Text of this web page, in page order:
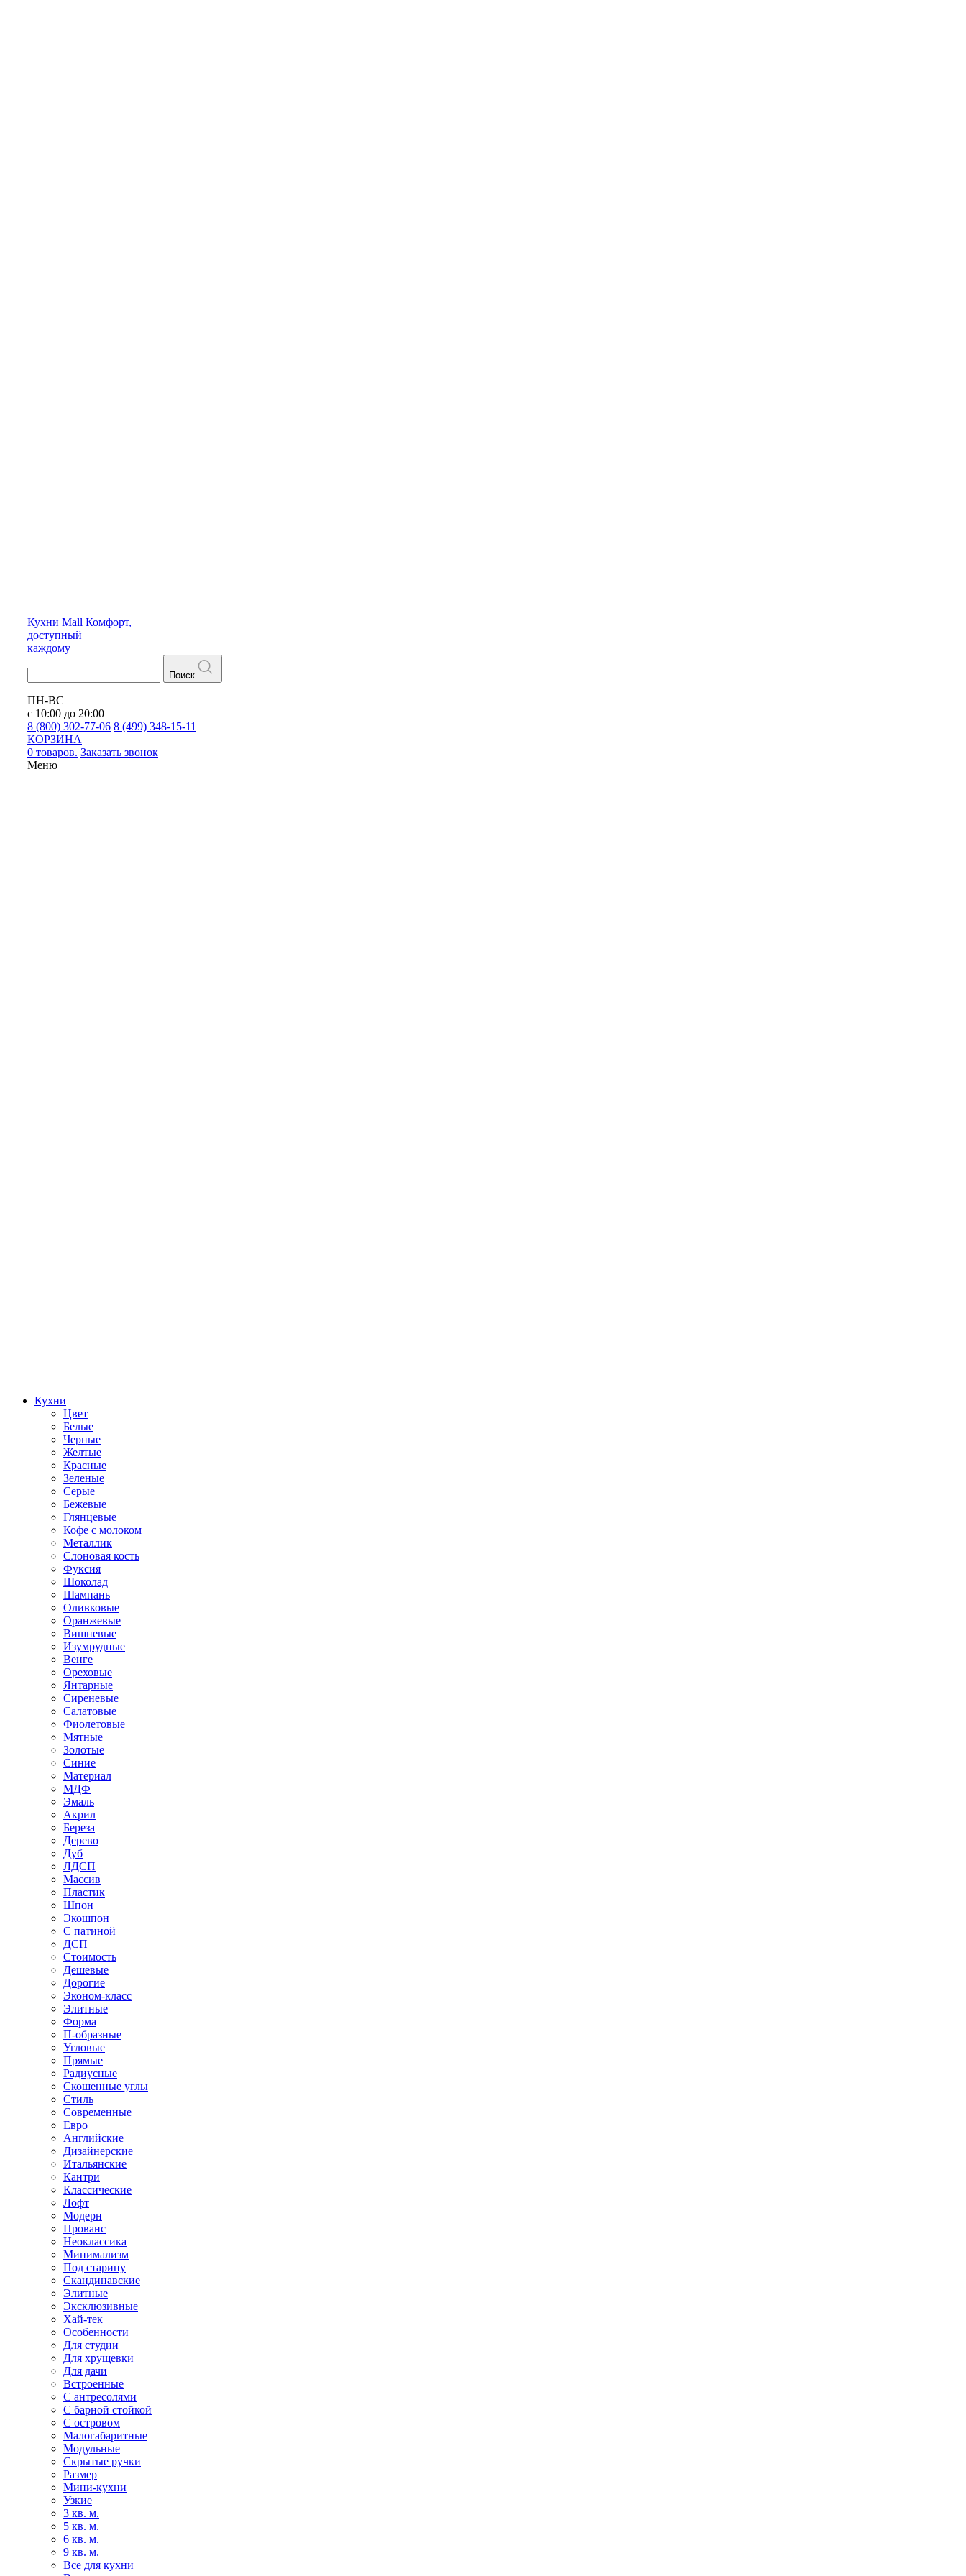
Кухни Mall Комфорт,
доступный
каждому
Поиск
ПН-ВС
с 10:00 до 20:00
8 (800) 302-77-06 8 (499) 348-15-11
КОРЗИНА
0 товаров. Заказать звонок
Меню
Кухни
Цвет
Белые
Черные
Желтые
Красные
Зеленые
Серые
Бежевые
Глянцевые
Кофе с молоком
Металлик
Слоновая кость
Фуксия
Шоколад
Шампань
Оливковые
Оранжевые
Вишневые
Изумрудные
Венге
Ореховые
Янтарные
Сиреневые
Салатовые
Фиолетовые
Мятные
Золотые
Синие
Материал
МДФ
Эмаль
Акрил
Береза
Дерево
Дуб
ЛДСП
Массив
Пластик
Шпон
Экошпон
С патиной
ДСП
Стоимость
Дешевые
Дорогие
Эконом-класс
Элитные
Форма
П-образные
Угловые
Прямые
Радиусные
Скошенные углы
Стиль
Современные
Евро
Английские
Дизайнерские
Итальянские
Кантри
Классические
Лофт
Модерн
Прованс
Неоклассика
Минимализм
Под старину
Скандинавские
Элитные
Эксклюзивные
Хай-тек
Особенности
Для студии
Для хрущевки
Для дачи
Встроенные
С антресолями
С барной стойкой
С островом
Малогабаритные
Модульные
Скрытые ручки
Размер
Мини-кухни
Узкие
3 кв. м.
5 кв. м.
6 кв. м.
9 кв. м.
Все для кухни